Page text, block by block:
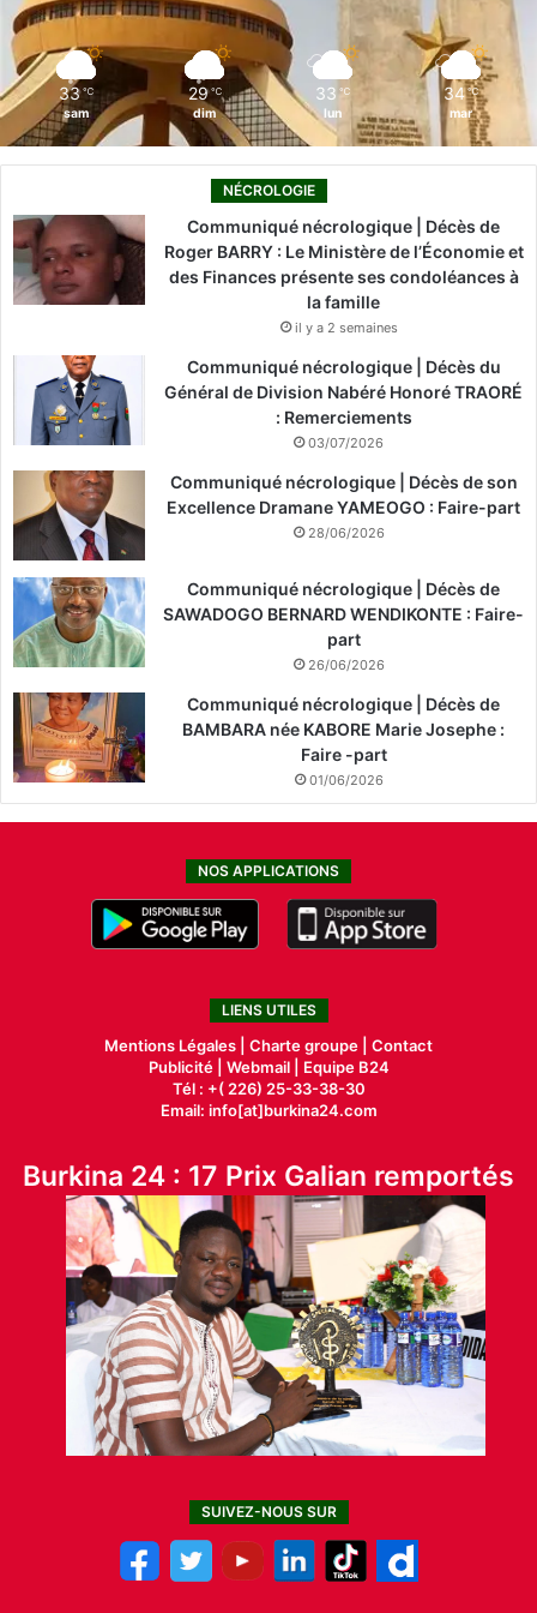
k
n
33 ℃
sam
29 ℃
dim
33 ℃
lun
34 ℃
mar
NÉCROLOGIE
Communiqué nécrologique | Décès de
Roger BARRY : Le Ministère de l’Économie et
des Finances présente ses condoléances à
la famille
il y a 2 semaines
Communiqué nécrologique | Décès du
Général de Division Nabéré Honoré TRAORÉ
: Remerciements
03/07/2026
Communiqué nécrologique | Décès de son
Excellence Dramane YAMEOGO : Faire-part
28/06/2026
Communiqué nécrologique | Décès de
SAWADOGO BERNARD WENDIKONTE : Faire-
part
26/06/2026
Communiqué nécrologique | Décès de
BAMBARA née KABORE Marie Josephe :
Faire -part
01/06/2026
NOS APPLICATIONS
LIENS UTILES
Mentions Légales | Charte groupe | Contact
Publicité| Webmail |
Equipe B24
Tél : +( 226) 25-33-38-30
Email: info[at]burkina24.com
Burkina 24 : 17 Prix Galian remportés
SUIVEZ-NOUS SUR